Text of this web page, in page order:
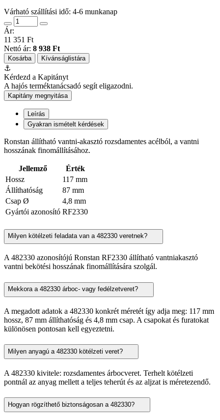
Várható szállítási idő: 4-6 munkanap
Ár:
11 351 Ft
Nettó ár: 8 938 Ft
Kosárba Kívánságlistára
⚓
Kérdezd a Kapitányt
A hajós terméktanácsadó segít eligazodni.
Kapitány megnyitása
Leírás
Gyakran ismételt kérdések
Ronstan állítható vantni-akasztó rozsdamentes acélból, a vantni
hosszának finomállításához.
Jellemző
Érték
Hossz
117 mm
Állíthatóság
87 mm
Csap Ø
4,8 mm
Gyártói azonosító RF2330
Milyen kötélzeti feladata van a 482330 veretnek?
A 482330 azonosítójú Ronstan RF2330 állítható vantniakasztó
vantni bekötési hosszának finomállítására szolgál.
Mekkora a 482330 árboc- vagy fedélzetveret?
A megadott adatok a 482330 konkrét méretét így adja meg: 117 mm
hossz, 87 mm állíthatóság és 4,8 mm csap. A csapokat és furatokat
különösen pontosan kell egyeztetni.
Milyen anyagú a 482330 kötélzeti veret?
A 482330 kivitele: rozsdamentes árbocveret. Terhelt kötélzeti
pontnál az anyag mellett a teljes teherút és az aljzat is méretezendő.
Hogyan rögzíthető biztonságosan a 482330?